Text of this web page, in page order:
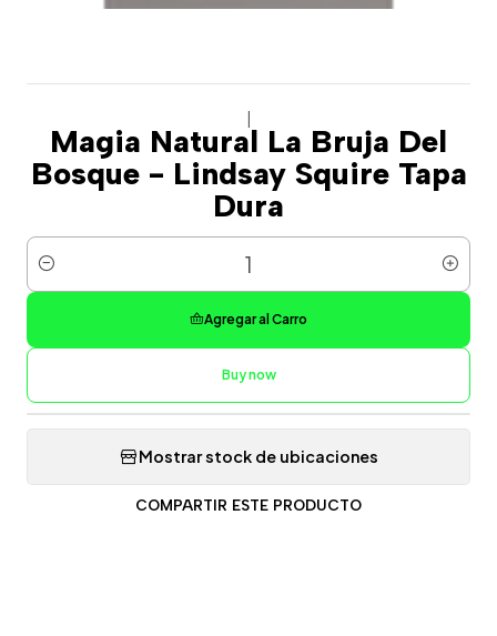
Magia Natural La Bruja Del
Bosque - Lindsay Squire Tapa
Dura
Cantidad
Agregar al Carro
Buy now
Mostrar stock de ubicaciones
COMPARTIR ESTE PRODUCTO